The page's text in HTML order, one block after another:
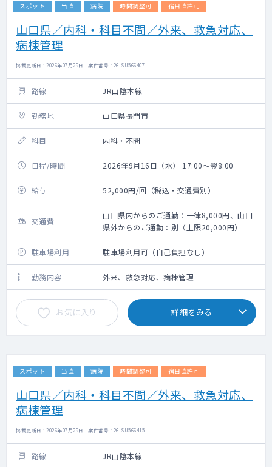
スポット 当直 病院 時間調整可 宿日直許可
山口県／内科・科目不問／外来、救急対応、
病棟管理
掲載更新日 : 2026年07月29日 案件番号 : 26-SU566407
路線 JR山陰本線
勤務地 山口県長門市
科目 内科・不問
日程/時間 2026年9月16日（水） 17:00～翌8:00
給与 52,000円/回（税込・交通費別）
交通費
山口県内からのご通勤：一律8,000円、山口
県外からのご通勤：別（上限20,000円）
駐車場利用 駐車場利用可（自己負担なし）
勤務内容 外来、救急対応、病棟管理
お気に入り 詳細をみる
スポット 当直 病院 時間調整可 宿日直許可
山口県／内科・科目不問／外来、救急対応、
病棟管理
掲載更新日 : 2026年07月29日 案件番号 : 26-SU566415
路線 JR山陰本線